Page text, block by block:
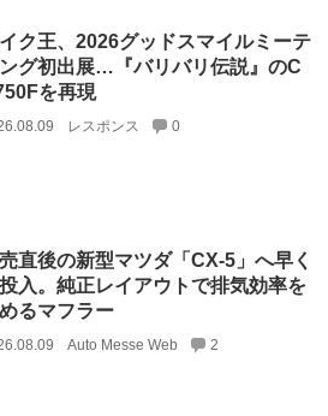
ク王、2026グッドスマイルミーテ
グ初出展…『バリバリ伝説』のC
を再現
レスポンス 0
直後の新型マツダ「CX-5」へ早く
入。純正レイアウトで排気効率を
るマフラー
Auto Messe Web 2